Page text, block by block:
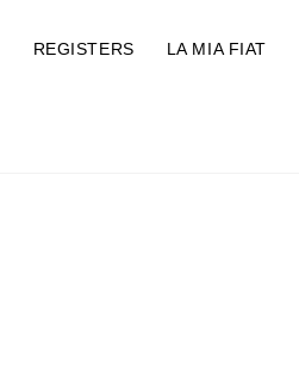
REGISTERS LA MIA FIAT